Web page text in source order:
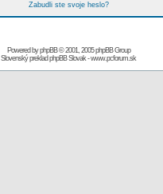
Zabudli ste svoje heslo?
Powered byphpBB© 2001, 2005 phpBB Group
Slovenský preklad phpBB Slovak-www.pcforum.sk